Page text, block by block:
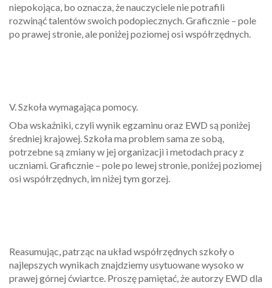
niepokojąca, bo oznacza, że nauczyciele nie potrafili
rozwinąć talentów swoich podopiecznych. Graficznie – pole
po prawej stronie, ale poniżej poziomej osi współrzędnych.
V. Szkoła wymagająca pomocy.
Oba wskaźniki, czyli wynik egzaminu oraz EWD są poniżej
średniej krajowej. Szkoła ma problem sama ze sobą,
potrzebne są zmiany w jej organizacji i metodach pracy z
uczniami. Graficznie – pole po lewej stronie, poniżej poziomej
osi współrzędnych, im niżej tym gorzej.
Reasumując, patrząc na układ współrzędnych szkoły o
najlepszych wynikach znajdziemy usytuowane wysoko w
prawej górnej ćwiartce. Proszę pamiętać, że autorzy EWD dla